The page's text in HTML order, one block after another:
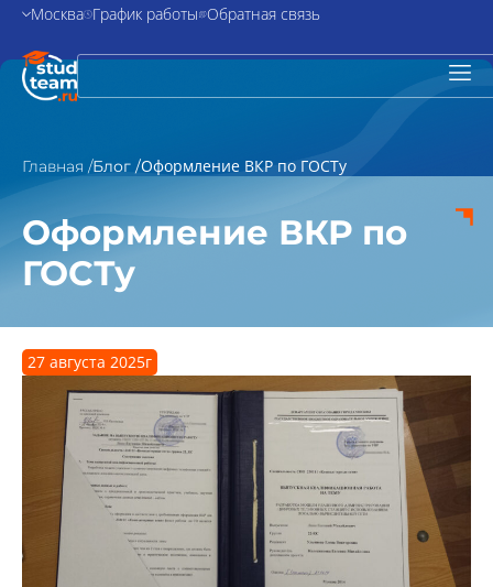
Москва График работы Обратная связь
Главная /Блог /Оформление ВКР по ГОСТу
Оформление ВКР по
ГОСТу
27 августа 2025г